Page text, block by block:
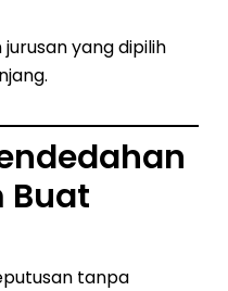
yang dipilih
Buat
tanpa